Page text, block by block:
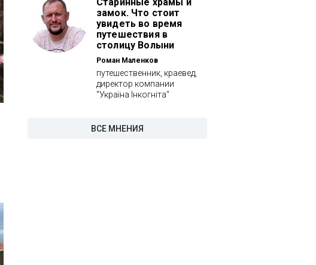
замок. Что стоит
увидеть во время
путешествия в
столицу Волыни
Роман Маленков
путешественник, краевед,
директор компании
"Україна Інкогніта"
ВСЕ МНЕНИЯ